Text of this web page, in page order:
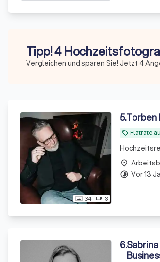
Tipp! 4
Vergleichen und sparen Sie! Jetzt 4
photo_size_select_actual 34 videocam 3
5.Torben
local_offer Flatrate
place
timelapse Vor 13
6.